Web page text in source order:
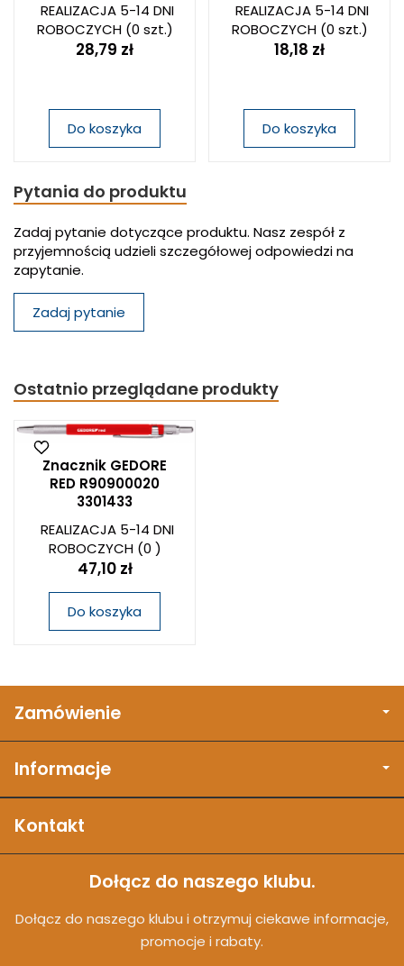
REALIZACJA 5-14 DNI
ROBOCZYCH(0 szt.)
28,79 zł
Do koszyka
REALIZACJA 5-14 DNI
ROBOCZYCH(0 szt.)
18,18 zł
Do koszyka
Pytania do produktu
Zadaj pytanie dotyczące produktu. Nasz zespół z
przyjemnością udzieli szczegółowej odpowiedzi na
zapytanie.
Zadaj pytanie
Ostatnio przeglądane produkty
Znacznik GEDORE
RED R90900020
3301433
REALIZACJA 5-14 DNI
ROBOCZYCH(0 )
47,10 zł
Do koszyka
Zamówienie
Informacje
Kontakt
Dołącz do naszego klubu.
Dołącz do naszego klubu i otrzymuj ciekawe informacje,
promocje i rabaty.